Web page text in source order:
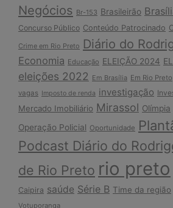
Negócios Br-153 Brasileirão
Concurso Público Conteúdo Patrocinado
Crime em Rio Preto Diário do
Economia Educação ELEIÇÃO 2024
eleições 2022 Em Brasília Em Rio Preto
vagas Imposto de renda investigação
Mercado Imobiliário Mirassol Olímpia
Operação Policial Oportunidade
Podcast Diário do
de Rio Preto rio preto
Caipira saúde Série B Time da região
Votuporanga